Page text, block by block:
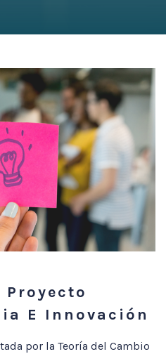
E Innovación
por la Teoría del Cambio